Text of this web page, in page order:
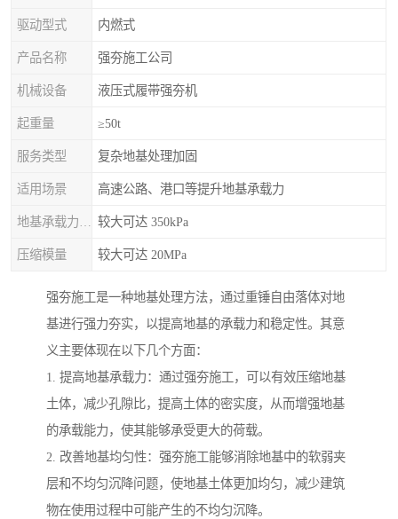
驱动型式 内燃式
产品名称 强夯施工公司
机械设备 液压式履带强夯机
起重量 ≥50t
服务类型 复杂地基处理加固
适用场景 高速公路、港口等提升地基承载力
较大可达 350kPa
压缩模量 较大可达 20MPa
强夯施工是一种地基处理方法，通过重锤自由落体对地
基进行强力夯实，以提高地基的承载力和稳定性。其意
义主要体现在以下几个方面：
1. 提高地基承载力：通过强夯施工，可以有效压缩地基
土体，减少孔隙比，提高土体的密实度，从而增强地基
的承载能力，使其能够承受更大的荷载。
2. 改善地基均匀性：强夯施工能够消除地基中的软弱夹
层和不均匀沉降问题，使地基土体更加均匀，减少建筑
物在使用过程中可能产生的不均匀沉降。